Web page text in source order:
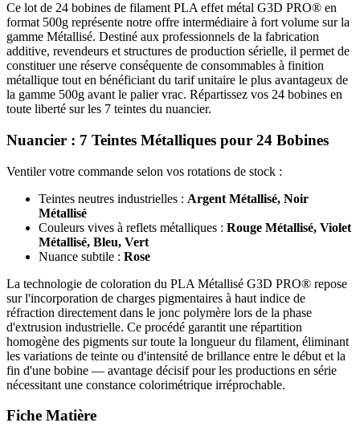
Ce lot de 24 bobines de filament PLA effet métal G3D PRO® en
format 500g représente notre offre intermédiaire à fort volume sur la
gamme Métallisé. Destiné aux professionnels de la fabrication
additive, revendeurs et structures de production sérielle, il permet de
constituer une réserve conséquente de consommables à finition
métallique tout en bénéficiant du tarif unitaire le plus avantageux de
la gamme 500g avant le palier vrac. Répartissez vos 24 bobines en
toute liberté sur les 7 teintes du nuancier.
Nuancier : 7 Teintes Métalliques pour 24 Bobines
Ventiler votre commande selon vos rotations de stock :
Teintes neutres industrielles : Argent Métallisé, Noir
Métallisé
Couleurs vives à reflets métalliques : Rouge Métallisé, Violet
Métallisé, Bleu, Vert
Nuance subtile : Rose
La technologie de coloration du PLA Métallisé G3D PRO® repose
sur l'incorporation de charges pigmentaires à haut indice de
réfraction directement dans le jonc polymère lors de la phase
d'extrusion industrielle. Ce procédé garantit une répartition
homogène des pigments sur toute la longueur du filament, éliminant
les variations de teinte ou d'intensité de brillance entre le début et la
fin d'une bobine — avantage décisif pour les productions en série
nécessitant une constance colorimétrique irréprochable.
Fiche Matière